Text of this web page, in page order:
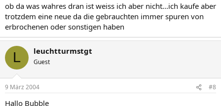
ob da was wahres dran ist weiss ich aber nicht...ich kaufe aber
trotzdem eine neue da die gebrauchten immer spuren von
erbrochenen oder sonstigen haben
L leuchtturmstgt
Guest
9 März 2004 #8
Hallo Bubble